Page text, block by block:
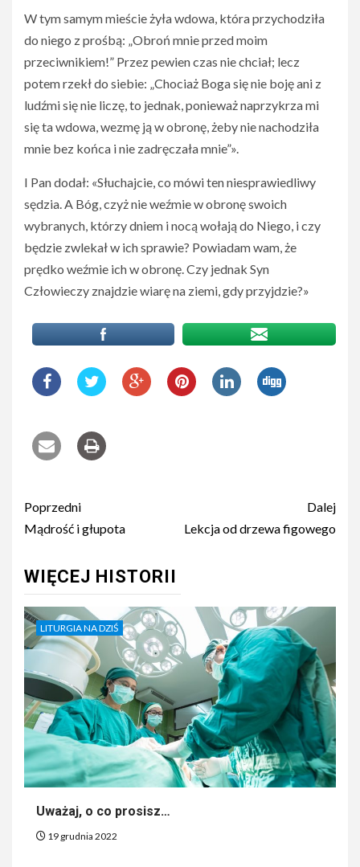
W tym samym mieście żyła wdowa, która przychodziła
do niego z prośbą: „Obroń mnie przed moim
przeciwnikiem!” Przez pewien czas nie chciał; lecz
potem rzekł do siebie: „Chociaż Boga się nie boję ani z
ludźmi się nie liczę, to jednak, ponieważ naprzykrza mi
się ta wdowa, wezmę ją w obronę, żeby nie nachodziła
mnie bez końca i nie zadręczała mnie”».
I Pan dodał: «Słuchajcie, co mówi ten niesprawiedliwy
sędzia. A Bóg, czyż nie weźmie w obronę swoich
wybranych, którzy dniem i nocą wołają do Niego, i czy
będzie zwlekał w ich sprawie? Powiadam wam, że
prędko weźmie ich w obronę. Czy jednak Syn
Człowieczy znajdzie wiarę na ziemi, gdy przyjdzie?»
Nawigacja
wpisu
Poprzedni
Mądrość i głupota
Dalej
Lekcja od drzewa figowego
WIĘCEJ HISTORII
LITURGIA NA DZIŚ
Uważaj, o co prosisz…
19 grudnia 2022